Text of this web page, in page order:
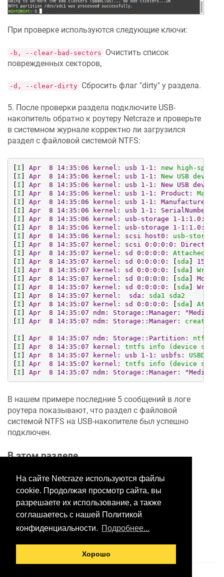
На сайте Netcraze используются файлы
cookie. Продолжая просмотр сайта, вы
разрешаете их использование, а также
соглашаетесь с нашей Политикой
конфиденциальности. Подробнее...
Хорошо
При проверке используются следующие ключи:
-b, --clear-bad-sectors
Очистить список
поврежденных секторов,
-d, --clear-dirty Сбросить флаг "dirty" у раздела.
5. После проверки раздела подключите USB-
накопитель обратно к роутеру Netcraze и проверьте
в системном журнале корректно ли загрузился
раздел с файловой системой NTFS:
[ I ] Apr  8 14:35:06 kernel: usb 1-1: new high-speed
[ I ] Apr  8 14:35:06 kernel: usb 1-1: New USB device
[ I ] Apr  8 14:35:06 kernel: usb 1-1: New USB device
[ I ] Apr  8 14:35:06 kernel: usb 1-1: Product: Mass
[ I ] Apr  8 14:35:06 kernel: usb 1-1: Manufacturer:
[ I ] Apr  8 14:35:06 kernel: usb 1-1: SerialNumber:
[ I ] Apr  8 14:35:06 kernel: usb-storage 1-1:1.0:
[ I ] Apr  8 14:35:06 kernel: usb-storage 1-1:1.0:
[ I ] Apr  8 14:35:06 kernel: scsi host0: usb-storage
[ I ] Apr  8 14:35:07 kernel: scsi 0:0:0:0: Direct-
[ I ] Apr  8 14:35:07 kernel: sd 0:0:0:0: Attached
[ I ] Apr  8 14:35:07 kernel: sd 0:0:0:0: [ sda ]
[ I ] Apr  8 14:35:07 kernel: sd 0:0:0:0: [ sda ] Write
[ I ] Apr  8 14:35:07 kernel: sd 0:0:0:0: [ sda ] Mode
[ I ] Apr  8 14:35:07 kernel: sd 0:0:0:0: [ sda ] Write
[ I ] Apr  8 14:35:07 kernel:  sda: sda1
sda2
[ I ] Apr  8 14:35:07 kernel: sd 0:0:0:0: [ sda ]
[ I ] Apr  8 14:35:07 ndm: Storage::Manager:
"Media0":
[ I ] Apr  8 14:35:07 ndm: Storage::Manager: created
[ I ] Apr  8 14:35:07 ndm: Storage::Partition: ntfs
[ I ] Apr  8 14:35:07 kernel: tntfs info (device
sda1,
[ I ] Apr  8 14:35:07 kernel: usb 1-1: usbfs:
[ I ] Apr  8 14:35:07 kernel: tntfs info (device
sda1,
[ I ] Apr  8 14:35:07 ndm: Storage::Manager: "Media0":
В нашем примере последние 5 сообщений в логе
роутера показывают, что раздел с файловой
системой NTFS на USB-накопителе был успешно
подключен.
В этом разделе
Хотите оставить отзыв?
Нажмите здесь, чтобы
предложить правки.